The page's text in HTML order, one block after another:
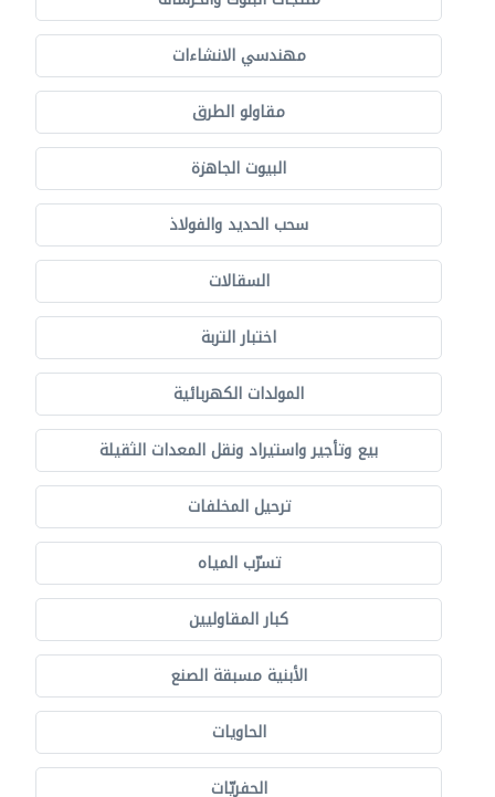
مهندسي الانشاءات
مقاولو الطرق
البيوت الجاهزة
سحب الحديد والفولاذ
السقالات
اختبار التربة
المولدات الكهربائية
بيع وتأجير واستيراد ونقل المعدات الثقيلة
ترحيل المخلفات
تسرّب المياه
كبار المقاوليين
الأبنية مسبقة الصنع
الحاويات
الحفريّات